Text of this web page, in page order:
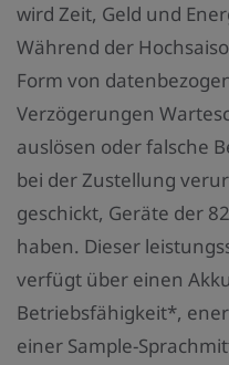
wird Zeit, Geld und
Während der
Form von
Verzögerungen
auslösen oder falsche
bei der Zustellung
geschickt, Geräte der
haben. Dieser
verfügt über einen
Betriebsfähigkeit*,
einer Sample-